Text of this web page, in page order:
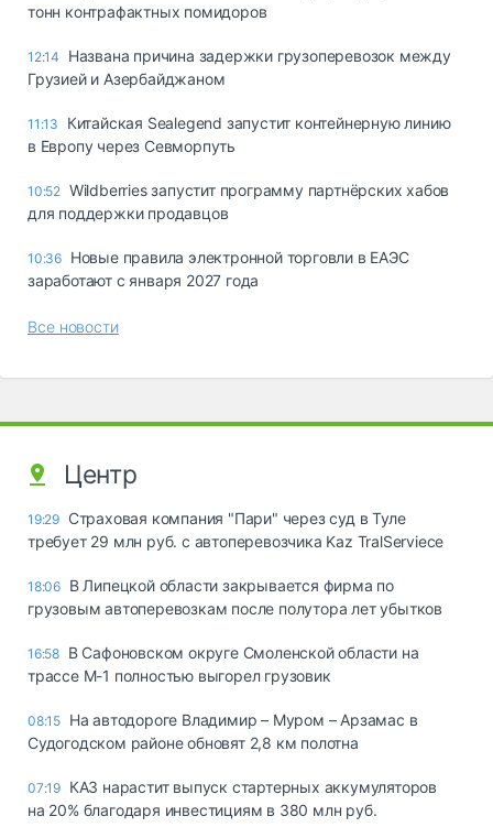
тонн контрафактных помидоров
12:14
Названа причина задержки грузоперевозок между
Грузией и Азербайджаном
11:13
Китайская Sealegend запустит контейнерную линию
в Европу через Севморпуть
10:52 Wildberries запустит программу партнёрских хабов
для поддержки продавцов
10:36 Новые правила электронной торговли в ЕАЭС
заработают с января 2027 года
Все новости
Центр
19:29 Страховая компания "Пари" через суд в Туле
требует 29 млн руб. с автоперевозчика Kaz TralServiece
18:06 В Липецкой области закрывается фирма по
грузовым автоперевозкам после полутора лет убытков
16:58 В Сафоновском округе Смоленской области на
трассе М-1 полностью выгорел грузовик
08:15 На автодороге Владимир – Муром – Арзамас в
Судогодском районе обновят 2,8 км полотна
07:19 КАЗ нарастит выпуск стартерных аккумуляторов
на 20% благодаря инвестициям в 380 млн руб.